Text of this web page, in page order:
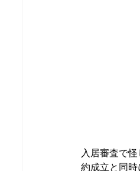
入居審査で
約成立と同時